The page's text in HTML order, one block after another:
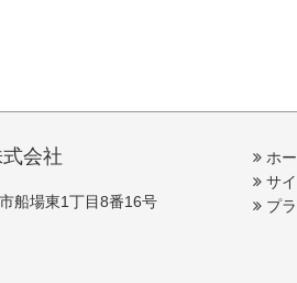
会社
船場東1丁目8番16号
ホ
サ
プ